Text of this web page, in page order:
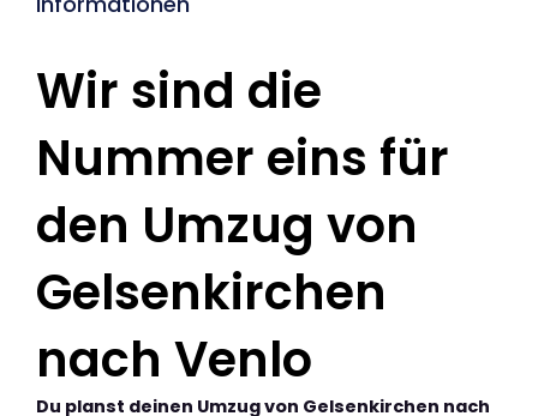
Wir sind die
Nummer eins für
den Umzug von
Gelsenkirchen
nach Venlo
Du planst deinen Umzug von Gelsenkirchen nach